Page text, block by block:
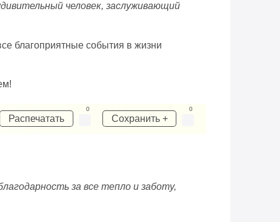
человек, заслуживающий
благоприятные события в жизни
Распечатать
0
Сохранить +
0
за все тепло и заботу,